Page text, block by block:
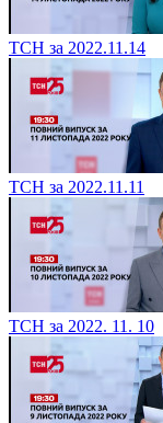
ТСН за 2022.11.14
ТСН за 2022.11.11
ТСН за 2022. 11. 10